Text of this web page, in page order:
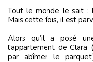
Tout le monde le sait : le Docteur est un être surprenant.
Mais cette fois, il est
Alors qu’il a posé
l'appartement de Clara
par abîmer le